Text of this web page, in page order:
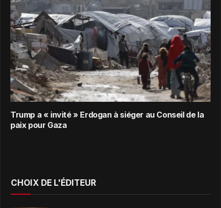
Trump a « invité » Erdogan à siéger au Conseil de la
paix pour Gaza
CHOIX DE L'ÉDITEUR